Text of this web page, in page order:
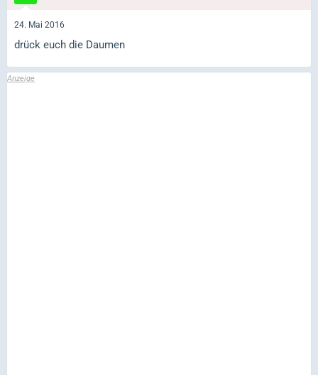
24. Mai 2016
drück euch die Daumen